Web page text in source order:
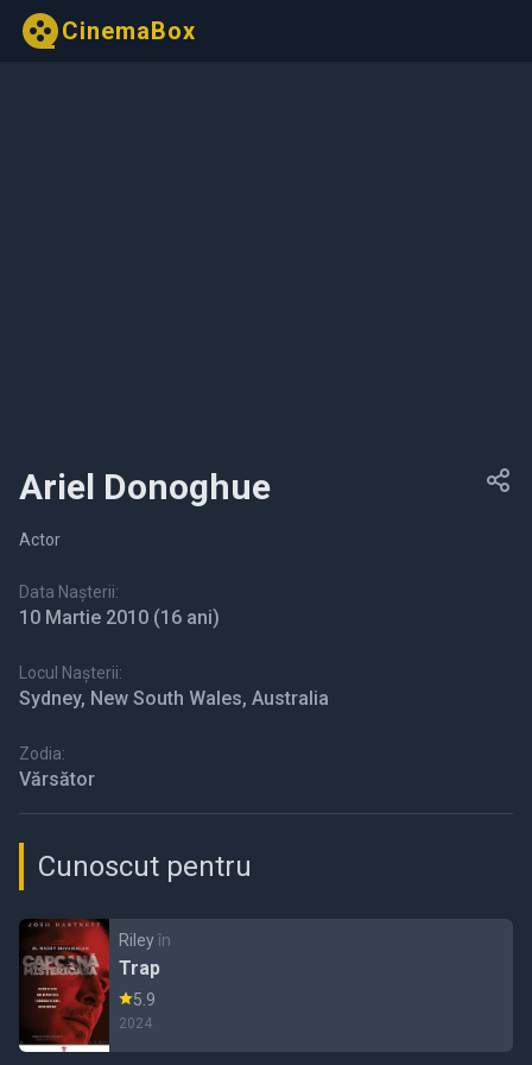
CinemaBox
Ariel Donoghue
Actor
Data Nașterii:
10 Martie 2010 (16 ani)
Locul Nașterii:
Sydney, New South Wales, Australia
Zodia:
Vărsător
Cunoscut pentru
Rileyîn
Trap
5.9
2024